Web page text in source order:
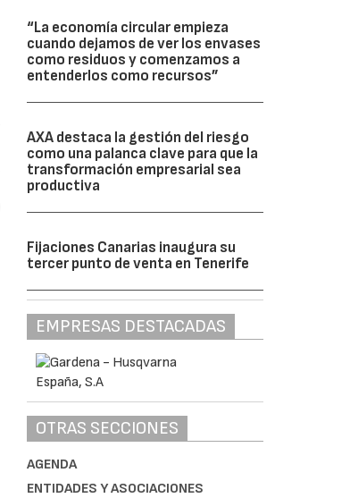
“La economía circular empieza
cuando dejamos de ver los envases
como residuos y comenzamos a
entenderlos como recursos”
AXA destaca la gestión del riesgo
como una palanca clave para que la
transformación empresarial sea
productiva
Fijaciones Canarias inaugura su
tercer punto de venta en Tenerife
EMPRESAS DESTACADAS
OTRAS SECCIONES
AGENDA
ENTIDADES Y ASOCIACIONES